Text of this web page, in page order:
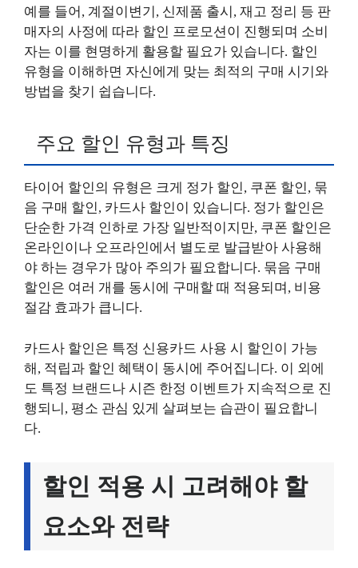
예를 들어, 계절이변기, 신제품 출시, 재고 정리 등 판
매자의 사정에 따라 할인 프로모션이 진행되며 소비
자는 이를 현명하게 활용할 필요가 있습니다. 할인
유형을 이해하면 자신에게 맞는 최적의 구매 시기와
방법을 찾기 쉽습니다.
주요 할인 유형과 특징
타이어 할인의 유형은 크게 정가 할인, 쿠폰 할인, 묶
음 구매 할인, 카드사 할인이 있습니다. 정가 할인은
단순한 가격 인하로 가장 일반적이지만, 쿠폰 할인은
온라인이나 오프라인에서 별도로 발급받아 사용해
야 하는 경우가 많아 주의가 필요합니다. 묶음 구매
할인은 여러 개를 동시에 구매할 때 적용되며, 비용
절감 효과가 큽니다.
카드사 할인은 특정 신용카드 사용 시 할인이 가능
해, 적립과 할인 혜택이 동시에 주어집니다. 이 외에
도 특정 브랜드나 시즌 한정 이벤트가 지속적으로 진
행되니, 평소 관심 있게 살펴보는 습관이 필요합니
다.
할인 적용 시 고려해야 할
요소와 전략